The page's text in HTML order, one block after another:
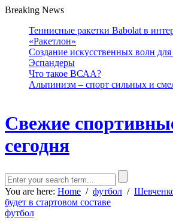
Breaking News
Теннисные ракетки Babolat в
«Ракетлон»
Создание искусственных волн
Эспандеры
Что такое ВСАА?
Альпинизм – спорт сильных и
Свежие
сегодня
You are here: Home / футбол /
будет в стартовом составе
футбол